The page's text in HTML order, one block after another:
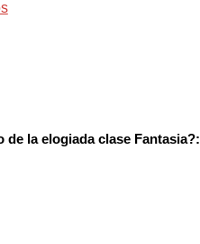
de la elogiada clase Fantasia?: